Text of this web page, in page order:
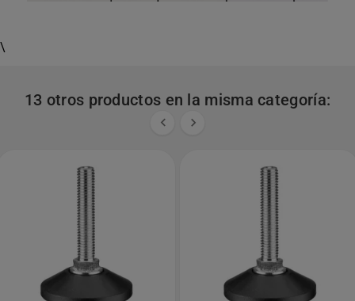
\
13 otros productos en la misma categoría:
 